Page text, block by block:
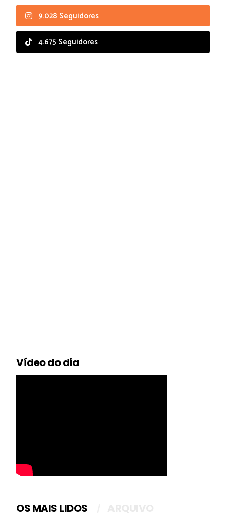
9.028 Seguidores
4.675 Seguidores
Vídeo do dia
OS MAIS LIDOS